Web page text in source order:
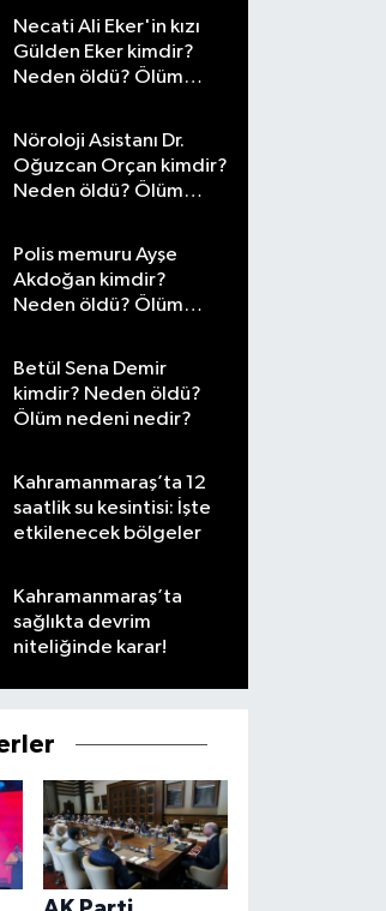
Necati Ali Eker'in kızı
Gülden Eker kimdir?
Neden öldü? Ölüm
Nöroloji Asistanı Dr.
Oğuzcan Orçan kimdir?
Neden öldü? Ölüm
Polis memuru Ayşe
Akdoğan kimdir?
Neden öldü? Ölüm
Betül Sena Demir
kimdir? Neden öldü?
Ölüm nedeni nedir?
Kahramanmaraş’ta 12
saatlik su kesintisi: İşte
etkilenecek bölgeler
Kahramanmaraş’ta
sağlıkta devrim
niteliğinde karar!